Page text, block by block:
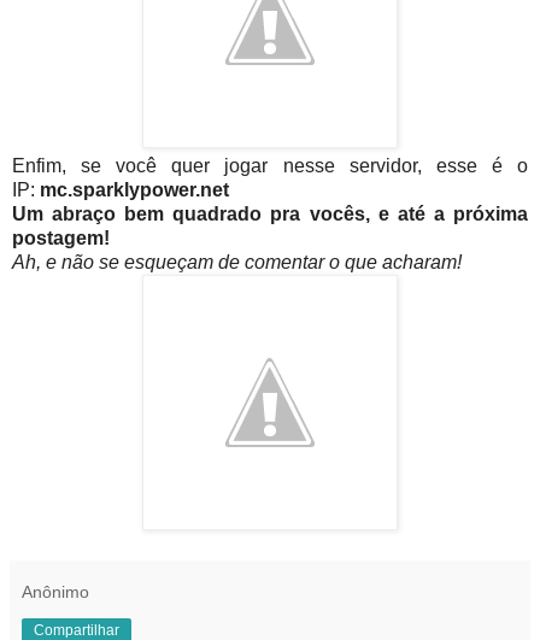
Enfim, se você quer jogar nesse servidor, esse é o
IP: mc.sparklypower.net
Um abraço bem quadrado pra vocês, e até a próxima
postagem!
Ah, e não se esqueçam de comentar o que acharam!
Anônimo
Compartilhar